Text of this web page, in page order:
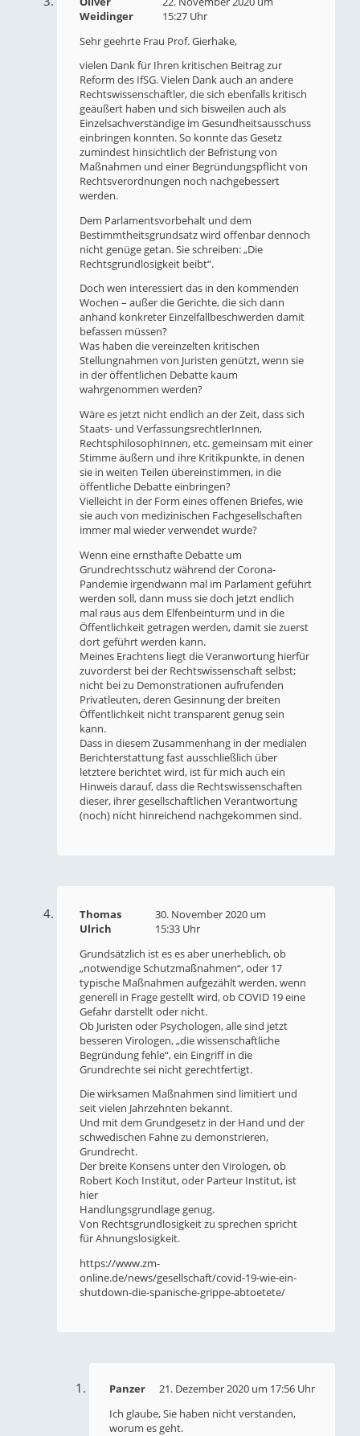
Weidinger
15:27 Uhr
Sehr geehrte Frau Prof. Gierhake,
vielen Dank für Ihren kritischen Beitrag zur
Reform des IfSG. Vielen Dank auch an andere
Rechtswissenschaftler, die sich ebenfalls kritisch
geäußert haben und sich bisweilen auch als
Einzelsachverständige im Gesundheitsausschuss
einbringen konnten. So konnte das Gesetz
zumindest hinsichtlich der Befristung von
Maßnahmen und einer Begründungspflicht von
Rechtsverordnungen noch nachgebessert
werden.
Dem Parlamentsvorbehalt und dem
Bestimmtheitsgrundsatz wird offenbar dennoch
nicht genüge getan. Sie schreiben: „Die
Rechtsgrundlosigkeit beibt“.
Doch wen interessiert das in den kommenden
Wochen – außer die Gerichte, die sich dann
anhand konkreter Einzelfallbeschwerden damit
befassen müssen?
Was haben die vereinzelten kritischen
Stellungnahmen von Juristen genützt, wenn sie
in der öffentlichen Debatte kaum
wahrgenommen werden?
Wäre es jetzt nicht endlich an der Zeit, dass sich
Staats- und VerfassungsrechtlerInnen,
RechtsphilosophInnen, etc. gemeinsam mit einer
Stimme äußern und ihre Kritikpunkte, in denen
sie in weiten Teilen übereinstimmen, in die
öffentliche Debatte einbringen?
Vielleicht in der Form eines offenen Briefes, wie
sie auch von medizinischen Fachgesellschaften
immer mal wieder verwendet wurde?
Wenn eine ernsthafte Debatte um
Grundrechtsschutz während der Corona-
Pandemie irgendwann mal im Parlament geführt
werden soll, dann muss sie doch jetzt endlich
mal raus aus dem Elfenbeinturm und in die
Öffentlichkeit getragen werden, damit sie zuerst
dort geführt werden kann.
Meines Erachtens liegt die Veranwortung hierfür
zuvorderst bei der Rechtswissenschaft selbst;
nicht bei zu Demonstrationen aufrufenden
Privatleuten, deren Gesinnung der breiten
Öffentlichkeit nicht transparent genug sein
kann.
Dass in diesem Zusammenhang in der medialen
Berichterstattung fast ausschließlich über
letztere berichtet wird, ist für mich auch ein
Hinweis darauf, dass die Rechtswissenschaften
dieser, ihrer gesellschaftlichen Verantwortung
(noch) nicht hinreichend nachgekommen sind.
Thomas
Ulrich
30. November 2020 um
15:33 Uhr
Grundsätzlich ist es es aber unerheblich, ob
„notwendige Schutzmaßnahmen“, oder 17
typische Maßnahmen aufgezählt werden, wenn
generell in Frage gestellt wird, ob COVID 19 eine
Gefahr darstellt oder nicht.
Ob Juristen oder Psychologen, alle sind jetzt
besseren Virologen, „die wissenschaftliche
Begründung fehle“, ein Eingriff in die
Grundrechte sei nicht gerechtfertigt.
Die wirksamen Maßnahmen sind limitiert und
seit vielen Jahrzehnten bekannt.
Und mit dem Grundgesetz in der Hand und der
schwedischen Fahne zu demonstrieren,
Grundrecht.
Der breite Konsens unter den Virologen, ob
Robert Koch Institut, oder Parteur Institut, ist
hier
Handlungsgrundlage genug.
Von Rechtsgrundlosigkeit zu sprechen spricht
für Ahnungslosigkeit.
https://www.zm-
online.de/news/gesellschaft/covid-19-wie-ein-
shutdown-die-spanische-grippe-abtoetete/
Panzer
21. Dezember 2020 um 17:56 Uhr
Ich glaube, Sie haben nicht verstanden,
worum es geht.